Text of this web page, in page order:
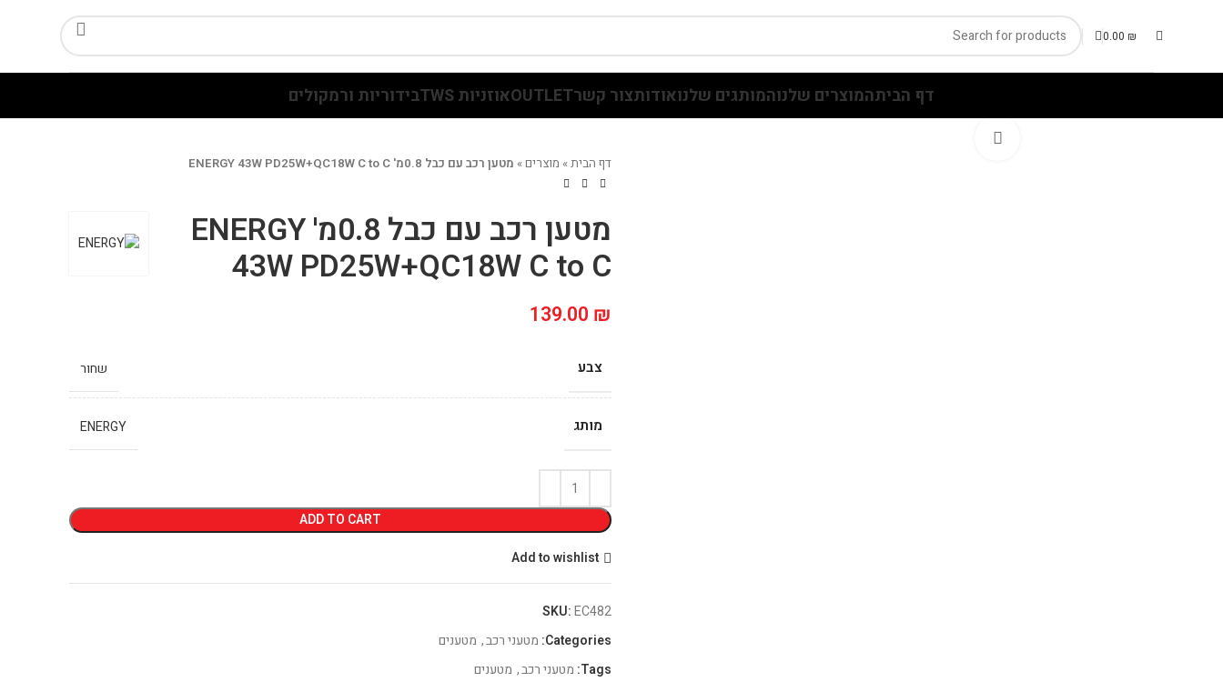
0.00 ₪
דף הביתהמוצרים שלנוהמותגים שלנואודותצור קשרOUTLETאוזניות TWS בידוריות ורמקולים
דף הבית» מוצרים» מטען רכב עם כבל 0.8מ' ENERGY 43W PD25W+QC18W C to C
מטען רכב עם כבל 0.8מ' ENERGY
43W PD25W+QC18W C to C
139.00 ₪
צבע שחור
מותג ENERGY
ADD TO CART
Add to wishlist
SKU:EC482
Categories: מטעני רכב, מטענים
Tags: מטעני רכב, מטענים